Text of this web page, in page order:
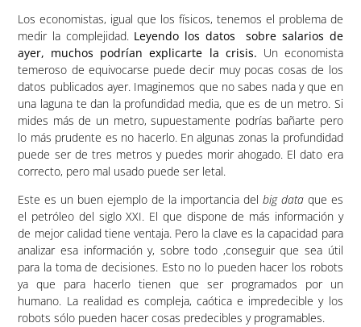
Los economistas, igual que los físicos, tenemos el problema de
medir la complejidad. Leyendo los datos sobre salarios de
ayer, muchos podrían explicarte la crisis. Un economista
temeroso de equivocarse puede decir muy pocas cosas de los
datos publicados ayer. Imaginemos que no sabes nada y que en
una laguna te dan la profundidad media, que es de un metro. Si
mides más de un metro, supuestamente podrías bañarte pero
lo más prudente es no hacerlo. En algunas zonas la profundidad
puede ser de tres metros y puedes morir ahogado. El dato era
correcto, pero mal usado puede ser letal.
Este es un buen ejemplo de la importancia del big dataque es
el petróleo del siglo XXI. El que dispone de más información y
de mejor calidad tiene ventaja. Pero la clave es la capacidad para
analizar esa información y, sobre todo ,conseguir que sea útil
para la toma de decisiones. Esto no lo pueden hacer los robots
ya que para hacerlo tienen que ser programados por un
humano. La realidad es compleja, caótica e impredecible y los
robots sólo pueden hacer cosas predecibles y programables.